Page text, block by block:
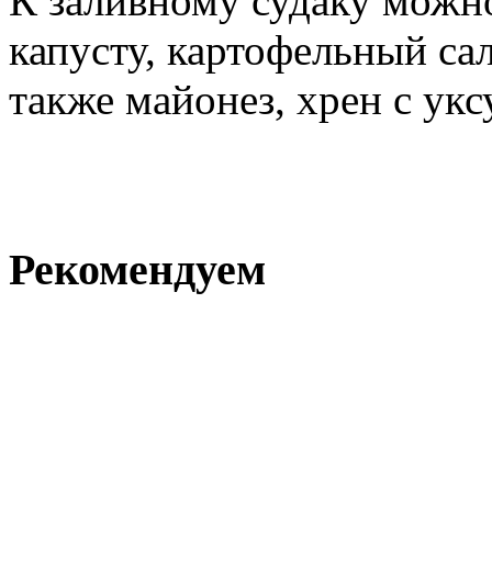
капусту, картофельный
также майонез, хрен с
Рекомендуем